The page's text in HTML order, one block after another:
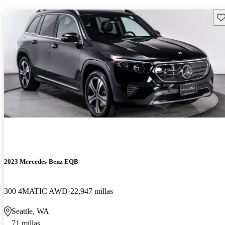
2023 Mercedes-Benz EQB
300 4MATIC AWD 22,947 millas
Seattle, WA